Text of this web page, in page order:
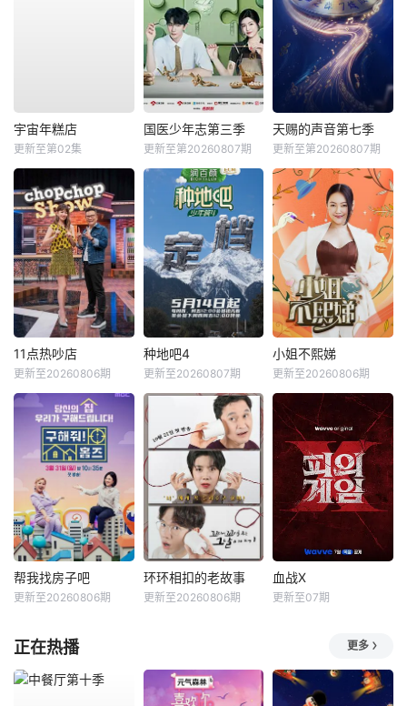
宇宙年糕店
更新至第02集
国医少年志第三季
更新至第20260807期
天赐的声音第七季
更新至第20260807期
11点热吵店
更新至20260806期
种地吧4
更新至20260807期
小姐不熙娣
更新至20260806期
帮我找房子吧
更新至20260806期
环环相扣的老故事
更新至20260806期
血战X
更新至07期
正在热播 更多